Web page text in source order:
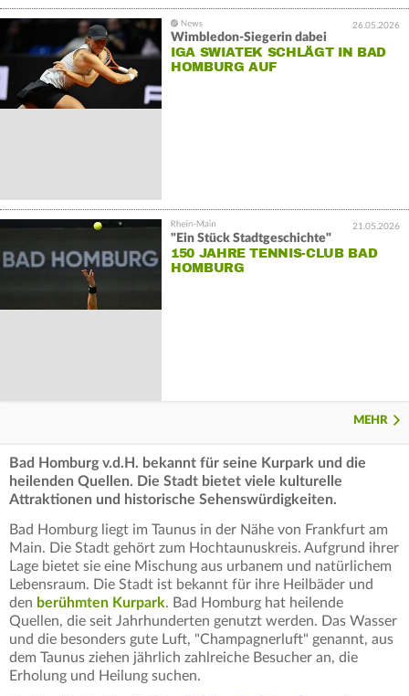
26.05.2026
Wimbledon-Siegerin dabei
IGA SWIATEK SCHLÄGT IN BAD
HOMBURG AUF
21.05.2026
"Ein Stück Stadtgeschichte"
150 JAHRE TENNIS-CLUB BAD
HOMBURG
MEHR
Bad Homburg v.d.H. bekannt für seine Kurpark und die
heilenden Quellen. Die Stadt bietet viele kulturelle
Attraktionen und historische Sehenswürdigkeiten.
Bad Homburg liegt im Taunus in der Nähe von Frankfurt am
Main. Die Stadt gehört zum Hochtaunuskreis. Aufgrund ihrer
Lage bietet sie eine Mischung aus urbanem und natürlichem
Lebensraum. Die Stadt ist bekannt für ihre Heilbäder und
den berühmten Kurpark. Bad Homburg hat heilende
Quellen, die seit Jahrhunderten genutzt werden. Das Wasser
und die besonders gute Luft, "Champagnerluft" genannt, aus
dem Taunus ziehen jährlich zahlreiche Besucher an, die
Erholung und Heilung suchen.